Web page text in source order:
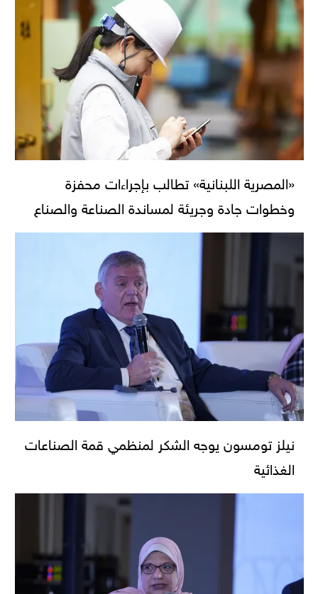
«المصرية اللبنانية» تطالب بإجراءات محفزة
وخطوات جادة وجريئة لمساندة الصناعة والصناع
نيلز تومسون يوجه الشكر لمنظمي قمة الصناعات
الغذائية